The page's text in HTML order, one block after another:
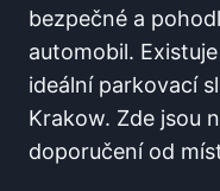
bezpečné ‌a
automobil.
ideální parkovací
Krakow.‌ Zde jsou
doporučení od‌